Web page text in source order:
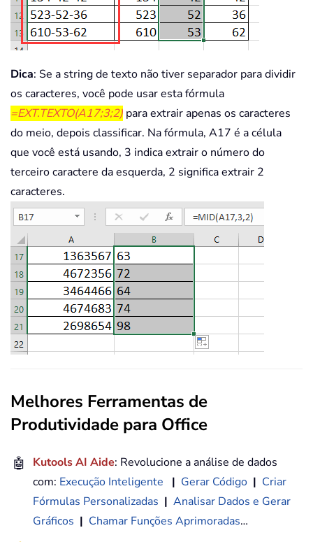
Dica: Se a string de texto não tiver separador para dividir
os caracteres, você pode usar esta fórmula
=EXT.TEXTO(A17;3;2) para extrair apenas os caracteres
do meio, depois classificar. Na fórmula, A17 é a célula
que você está usando, 3 indica extrair o número do
terceiro caractere da esquerda, 2 significa extrair 2
caracteres.
Melhores Ferramentas de
Produtividade para Office
🤖 Kutools AI Aide: Revolucione a análise de dados
com: Execução Inteligente | Gerar Código | Criar
Fórmulas Personalizadas | Analisar Dados e Gerar
Gráficos | Chamar Funções Aprimoradas…